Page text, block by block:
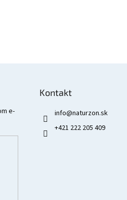
e-
Kontakt
info@naturzon.sk
+421 222 205 409